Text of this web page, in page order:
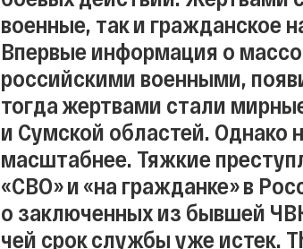
военные, так и гражданское
Впервые информация о
российскими военными,
тогда жертвами стали
и Сумской областей. Однако
масштабнее. Тяжкие
«СВО» и «на гражданке» в
о заключенных из бывшей
чей срок службы уже истек.